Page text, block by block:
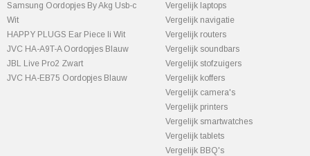
Samsung Oordopjes By Akg Usb-c
Wit
HAPPY PLUGS Ear Piece Ii Wit
JVC HA-A9T-A Oordopjes Blauw
JBL Live Pro2 Zwart
JVC HA-EB75 Oordopjes Blauw
Vergelijk laptops
Vergelijk navigatie
Vergelijk routers
Vergelijk soundbars
Vergelijk stofzuigers
Vergelijk koffers
Vergelijk camera's
Vergelijk printers
Vergelijk smartwatches
Vergelijk tablets
Vergelijk BBQ's